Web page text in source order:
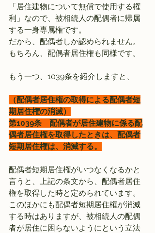
「居住建物について無償で使用する権
利」なので、被相続人の配偶者に帰属
する一身専属権です。
だから、配偶者しか認められません。
もちろん、配偶者居住権も同様です。
もう一つ、1039条を紹介しますと、
（配偶者居住権の取得による配偶者短
期居住権の消滅）
第1039条　配偶者が居住建物に係る配
偶者居住権を取得したときは、配偶者
短期居住権は、消滅する。
配偶者短期居住権がいつなくなるかと
言うと、上記の条文から、配偶者居住
権を取得した時と定められています。
このほかにも配偶者短期居住権が消滅
する時はありますが、被相続人の配偶
者が居住に困らないようにという立法